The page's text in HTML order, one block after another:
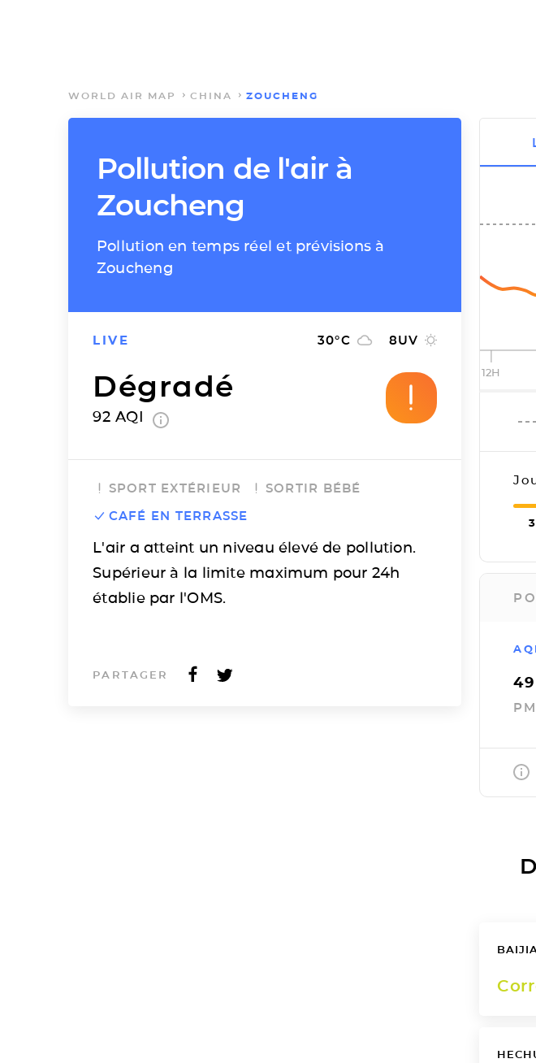
WORLD AIR MAP CHINA ZOUCHENG
Pollution de l'air à
Zoucheng
Pollution en temps réel et prévisions à
Zoucheng
LIVE 30°C 8UV
Dégradé
92 AQI
SPORT EXTÉRIEUR
SORTIR BÉBÉ
CAFÉ EN TERRASSE
L'air a atteint un niveau élevé de pollution.
Supérieur à la limite maximum pour 24h
établie par l'OMS.
PARTAGER
12H
49